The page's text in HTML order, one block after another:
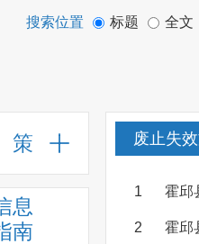
搜索位置 标题 全文
息
南
废止失
1 霍邱
2 霍邱